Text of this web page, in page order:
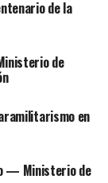
de la
de
en
— Ministerio de